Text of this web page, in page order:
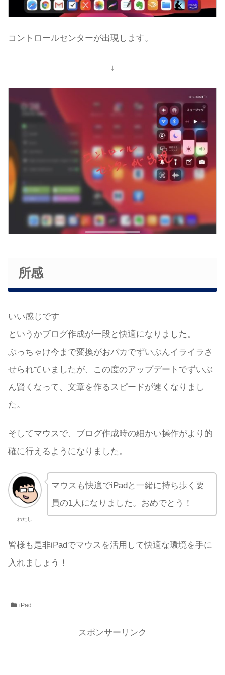
コントロールセンターが出現します。
↓
所感
いい感じです
というかブログ作成が一段と快適になりました。
ぶっちゃけ今まで変換がおバカでずいぶんイライラさ
せられていましたが、この度のアップデートでずいぶ
ん賢くなって、文章を作るスピードが速くなりまし
た。
そしてマウスで、ブログ作成時の細かい操作がより的
確に行えるようになりました。
わたし
マウスも快適でiPadと一緒に持ち歩く要
員の1人になりました。おめでとう！
皆様も是非iPadでマウスを活用して快適な環境を手に
入れましょう！
iPad
スポンサーリンク